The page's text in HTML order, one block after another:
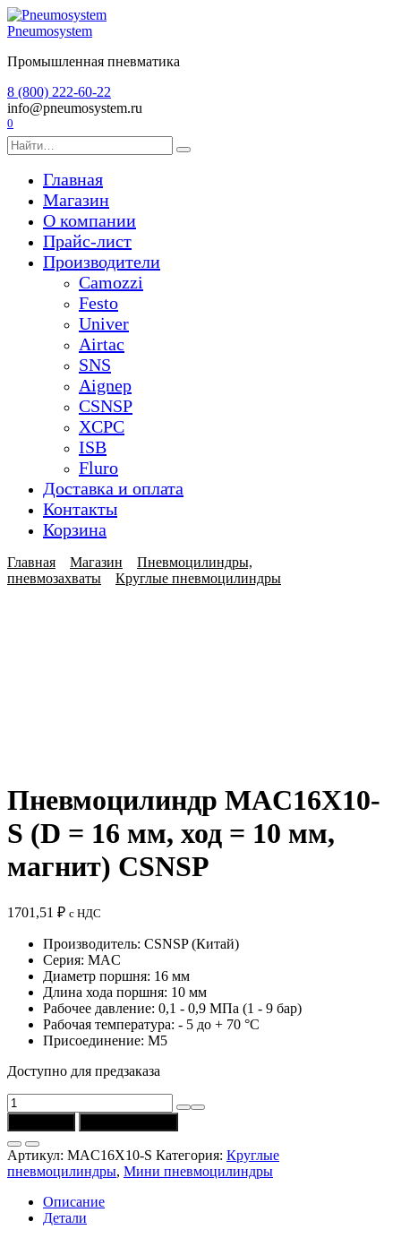
Перейти
к
Pneumosystem
Промышленная пневматика
8 (800) 222-60-22
info@pneumosystem.ru
0
Search
for:
Главная
Магазин
О компании
Прайс-лист
Производители
Camozzi
Festo
Univer
Airtac
SNS
Aignep
CSNSP
XCPC
ISB
Fluro
Доставка и оплата
Контакты
Корзина
Главная Магазин
Пневмоцилиндры,
пневмозахваты
Круглые пневмоцилиндры
Пневмоцилиндр MAC16X10-
S (D = 16 мм, ход = 10 мм,
магнит) CSNSP
1701,51 ₽ с НДС
Производитель: CSNSP (Китай)
Серия: MAC
Диаметр поршня: 16 мм
Длина хода поршня: 10 мм
Рабочее давление: 0,1 - 0,9 МПа (1 - 9 бар)
Рабочая температура: - 5 до + 70 °C
Присоединение: М5
Доступно для предзаказа
Количество
товара
Пневмоцилиндр
MAC16X10-
S
(D
Артикул: MAC16X10-S Категория: Круглые
пневмоцилиндры, Мини пневмоцилиндры
Описание
Детали